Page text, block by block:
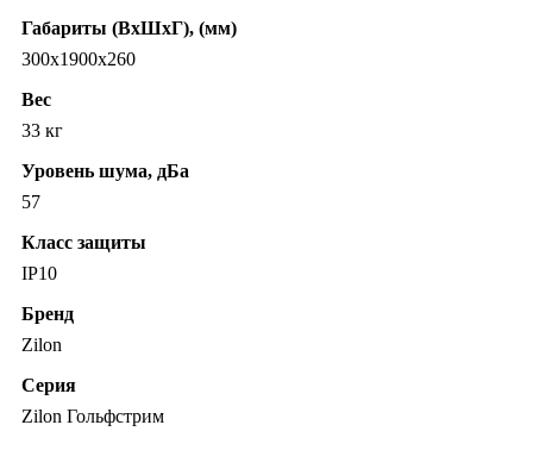
Габариты (ВхШхГ), (мм)
300х1900х260
Вес
33 кг
Уровень шума, дБа
57
Класс защиты
IP10
Бренд
Zilon
Серия
Zilon Гольфстрим